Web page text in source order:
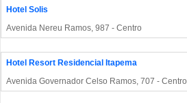
Hotel Solis
Avenida Nereu Ramos, 987 - Centro
Hotel Resort Residencial Itapema
Avenida Governador Celso Ramos, 707 - Centro